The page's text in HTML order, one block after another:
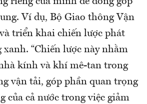
Ví dụ, Bộ Giao thông Vận
triển khai chiến lược phát
“Chiến lược này nhằm
kính và khí mê-tan trong
vận tải, góp phần quan trọng
của cả nước trong việc giảm